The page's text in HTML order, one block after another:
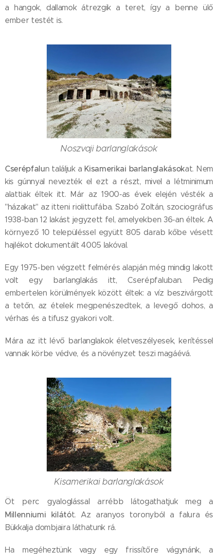
a hangok, dallamok átrezgik a teret, így a benne ülő
ember testét is.
Noszvaji barlanglakások
Cserépfalun találjuk a Kisamerikai barlanglakásokat. Nem
kis gúnnyal nevezték el ezt a részt, mivel a létminimum
alattiak éltek itt. Már az 1900-as évek elején vésték a
"házakat" az itteni riolittufába. Szabó Zoltán, szociográfus
1938-ban 12 lakást jegyzett fel, amelyekben 36-an éltek. A
környező 10 településsel együtt 805 darab kőbe vésett
hajlékot dokumentált 4005 lakóval.
Egy 1975-ben végzett felmérés alapján még mindig lakott
volt egy barlanglakás itt, Cserépfaluban. Pedig
embertelen körülmények között éltek: a víz beszivárgott
a tetőn, az ételek megpenészedtek, a levegő dohos, a
vérhas és a tifusz gyakori volt.
Mára az itt lévő barlanglakok életveszélyesek, kerítéssel
vannak körbe védve, és a növényzet teszi magáévá.
Kisamerikai barlanglakások
Öt perc gyaloglással arrébb látogathatjuk meg a
Millenniumi kilátót. Az aranyos toronyból a falura és
Bükkalja dombjaira láthatunk rá.
Ha megéheztünk vagy egy frissítőre vágynánk, a